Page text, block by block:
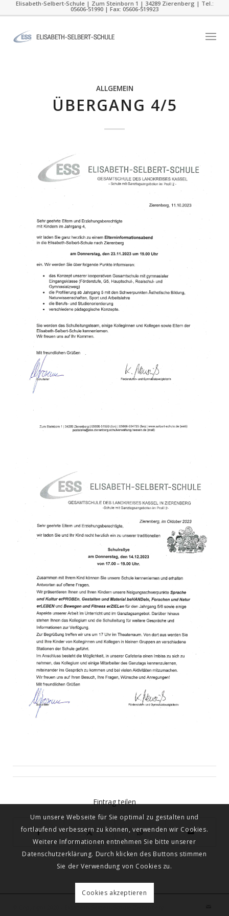
Elisabeth-Selbert-Schule | Zum Steinborn 1 | 34289 Zierenberg | Tel.:
05606-51990 | Fax: 05606-519923
ALLGEMEIN
ÜBERGANG 4/5
Eintrag teilen
Um unsere Webseite für Sie optimal zu gestalten und
fortlaufend verbessern zu können, verwenden wir Cookies.
Weitere Informationen entnehmen Sie bitte unserer
Datenschutzerklärung. Durch klicken des Buttons stimmen
Sie der Verwendung von Cookies zu.
Cookies akzeptieren